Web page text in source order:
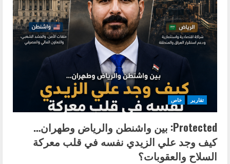
تقارير خاص
Protected: بين واشنطن والرياض وطهران…
كيف وجد علي الزيدي نفسه في قلب معركة
السلاح والعقوبات؟